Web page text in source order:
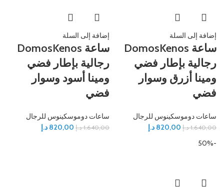
إضافة إلى السلة
ساعة DomosKenos
رجالية بإطار فضي
ومينا أزرق وسوار
فضي
ساعات دوموسكينوس للرجال
1.640,00 د.إ 820,00 د.إ
إضافة إلى السلة
ساعة DomosKenos
رجالية بإطار فضي
ومينا أسود وسوار
فضي
ساعات دوموسكينوس للرجال
1.640,00 د.إ 820,00 د.إ
-50%